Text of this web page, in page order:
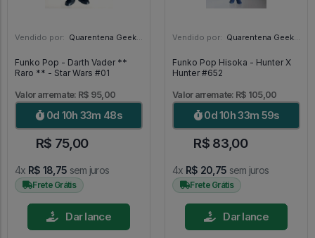
Vendido por: Quarentena Geek Store - SP
Funko Pop - Darth Vader **
Raro ** - Star Wars #01
Valor arremate: R$ 95,00
0d 10h 33m 46s
R$ 75,00
4x R$ 18,75 sem juros
Frete Grátis
Dar lance
Vendido por: Quarentena Geek Store - SP
Funko Pop Hisoka - Hunter X
Hunter #652
Valor arremate: R$ 105,00
0d 10h 33m 57s
R$ 83,00
4x R$ 20,75 sem juros
Frete Grátis
Dar lance